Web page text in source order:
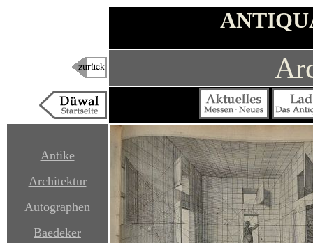
Antike
Architektur
Autographen
Baedeker